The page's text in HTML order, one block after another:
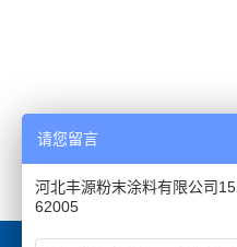
请您留言
河北丰源粉末涂料有限公司
62005